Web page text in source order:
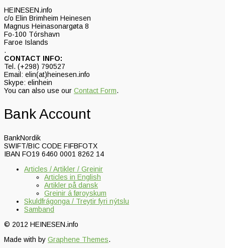
HEINESEN.info
c/o Elin Brimheim Heinesen
Magnus Heinasonargøta 8
Fo-100 Tórshavn
Faroe Islands
.
CONTACT INFO:
Tel. (+298) 790527
Email: elin(at)heinesen.info
Skype: elinhein
You can also use our Contact Form.
Bank Account
BankNordik
SWIFT/BIC CODE FIFBFOTX
IBAN FO19 6460 0001 8262 14
Articles / Artikler / Greinir
Articles in English
Artikler på dansk
Greinir á føroyskum
Skuldfrágonga / Treytir fyri nýtslu
Samband
© 2012 HEINESEN.info
Made with by Graphene Themes.